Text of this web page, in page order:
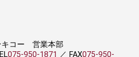
コー 営業本部
075-950-1871 ／ FAX075-950-